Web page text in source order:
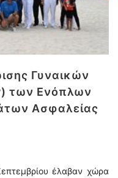
Γυναικών
των Ενόπλων
Ασφαλείας
έλαβαν χώρα